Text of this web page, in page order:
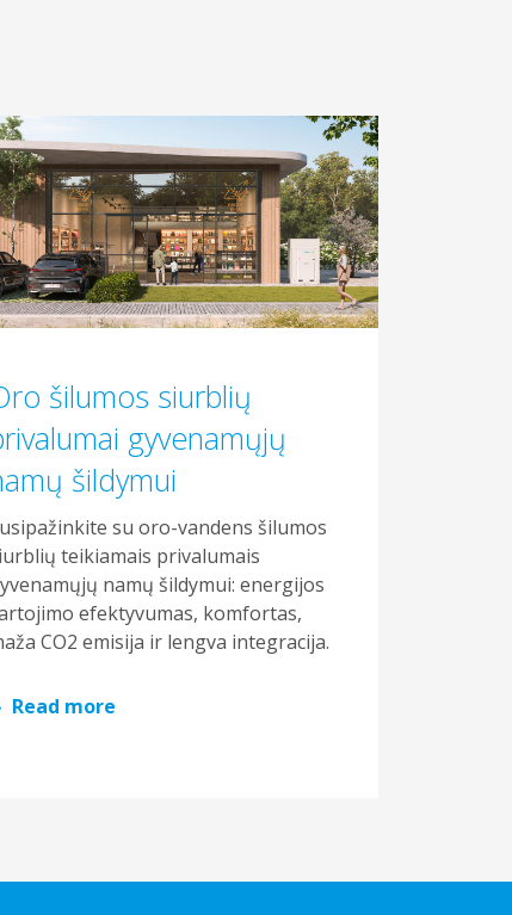
šilumos siurblių
gyvenamųjų
šildymui
su oro-vandens šilumos
teikiamais privalumais
namų šildymui: energijos
efektyvumas, komfortas,
CO2 emisija ir lengva integracija.
Read more